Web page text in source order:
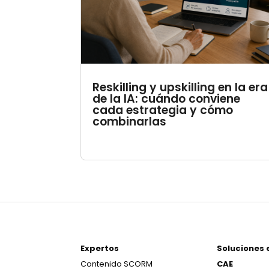
Reskilling y upskilling en la era
de la IA: cuándo conviene
cada estrategia y cómo
combinarlas
Expertos
Contenido SCORM
Soluciones
CAE